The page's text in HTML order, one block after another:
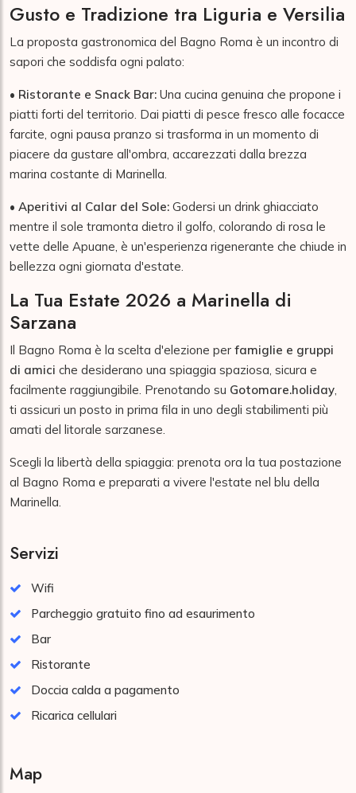
Gusto e Tradizione tra Liguria e Versilia
La proposta gastronomica del Bagno Roma è un incontro di
sapori che soddisfa ogni palato:
• Ristorante e Snack Bar: Una cucina genuina che propone i
piatti forti del territorio. Dai piatti di pesce fresco alle focacce
farcite, ogni pausa pranzo si trasforma in un momento di
piacere da gustare all'ombra, accarezzati dalla brezza
marina costante di Marinella.
• Aperitivi al Calar del Sole: Godersi un drink ghiacciato
mentre il sole tramonta dietro il golfo, colorando di rosa le
vette delle Apuane, è un'esperienza rigenerante che chiude in
bellezza ogni giornata d'estate.
La Tua Estate 2026 a Marinella di
Sarzana
Il Bagno Roma è la scelta d'elezione per famiglie e gruppi
di amici che desiderano una spiaggia spaziosa, sicura e
facilmente raggiungibile. Prenotando su Gotomare.holiday,
ti assicuri un posto in prima fila in uno degli stabilimenti più
amati del litorale sarzanese.
Scegli la libertà della spiaggia: prenota ora la tua postazione
al Bagno Roma e preparati a vivere l'estate nel blu della
Marinella.
Servizi
Wifi
Parcheggio gratuito fino ad esaurimento
Bar
Ristorante
Doccia calda a pagamento
Ricarica cellulari
Map